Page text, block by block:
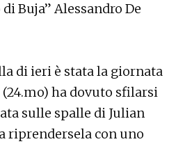
Buja” Alessandro De
di ieri è stata la giornata
ha dovuto sfilarsi
sulle spalle di Julian
riprendersela con uno